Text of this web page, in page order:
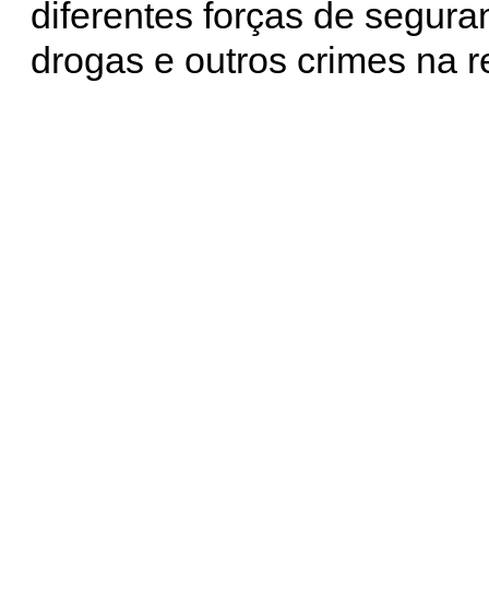
diferentes forças de
drogas e outros crimes na